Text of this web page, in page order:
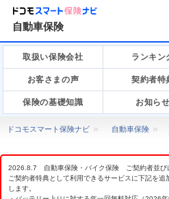
自動車保険
取扱い保険会社 ランキン
お客さまの声 契約者特
保険の基礎知識 お知らせ
ドコモスマート保険ナビ 自動車保険
2026.8.7 自動車保険・バイク保険 ご契約者並び
ご契約者特典として利用できるサービスに下記を
します。